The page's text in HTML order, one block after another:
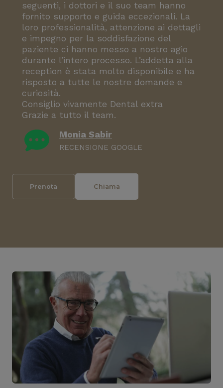
seguenti, i dottori e il suo team hanno
fornito supporto e guida eccezionali. La
loro professionalità, attenzione ai dettagli
e impegno per la soddisfazione del
paziente ci hanno messo a nostro agio
durante l’intero processo. L’addetta alla
reception è stata molto disponibile e ha
risposto a tutte le nostre domande e
curiosità.
Consiglio vivamente Dental extra
Grazie a tutto il team.
Monia Sabir
RECENSIONE GOOGLE
Prenota Chiama